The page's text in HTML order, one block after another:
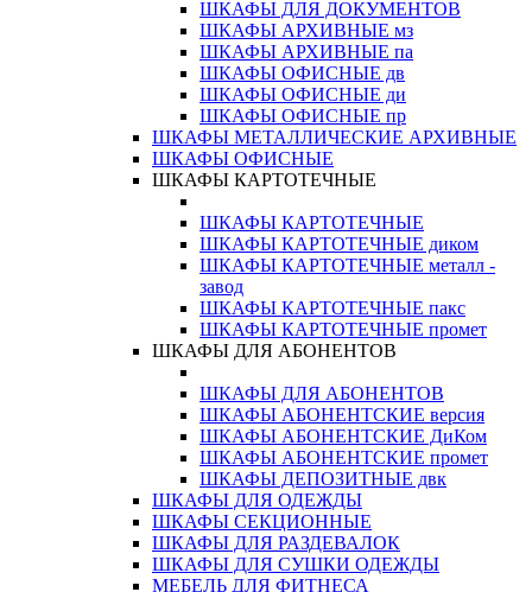
ШКАФЫ ДЛЯ ДОКУМЕНТОВ
ШКАФЫ АРХИВНЫЕ мз
ШКАФЫ АРХИВНЫЕ па
ШКАФЫ ОФИСНЫЕ дв
ШКАФЫ ОФИСНЫЕ ди
ШКАФЫ ОФИСНЫЕ пр
ШКАФЫ МЕТАЛЛИЧЕСКИЕ АРХИВНЫЕ
ШКАФЫ ОФИСНЫЕ
ШКАФЫ КАРТОТЕЧНЫЕ
ШКАФЫ КАРТОТЕЧНЫЕ
ШКАФЫ КАРТОТЕЧНЫЕ диком
ШКАФЫ КАРТОТЕЧНЫЕ металл -
завод
ШКАФЫ КАРТОТЕЧНЫЕ пакс
ШКАФЫ КАРТОТЕЧНЫЕ промет
ШКАФЫ ДЛЯ АБОНЕНТОВ
ШКАФЫ ДЛЯ АБОНЕНТОВ
ШКАФЫ АБОНЕНТСКИЕ версия
ШКАФЫ АБОНЕНТСКИЕ ДиКом
ШКАФЫ АБОНЕНТСКИЕ промет
ШКАФЫ ДЕПОЗИТНЫЕ двк
ШКАФЫ ДЛЯ ОДЕЖДЫ
ШКАФЫ СЕКЦИОННЫЕ
ШКАФЫ ДЛЯ РАЗДЕВАЛОК
ШКАФЫ ДЛЯ СУШКИ ОДЕЖДЫ
МЕБЕЛЬ ДЛЯ ФИТНЕСА